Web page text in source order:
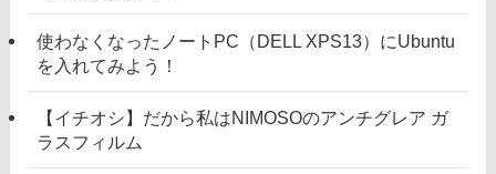
使わなくなったノートPC（DELL XPS13）にUbuntu
を入れてみよう！
【イチオシ】だから私はNIMOSOのアンチグレア ガ
ラスフィルム